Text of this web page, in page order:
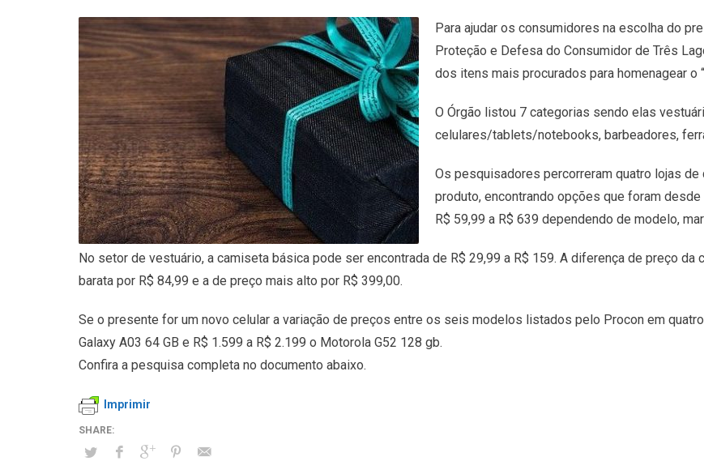
Para ajudar os consumidores na escolha do
Proteção e Defesa do Consumidor de Três
dos itens mais procurados para homenagear o
O Órgão listou 7 categorias sendo elas
celulares/tablets/notebooks, barbeadores,
Os pesquisadores percorreram quatro lojas
produto, encontrando opções que foram
R$ 59,99 a R$ 639 dependendo de modelo,
No setor de vestuário, a camiseta básica pode ser encontrada de R$ 29,99 a R$ 159. A diferença de preço da
barata por R$ 84,99 e a de preço mais alto por R$ 399,00.
Se o presente for um novo celular a variação de preços entre os seis modelos listados pelo Procon em
Galaxy A03 64 GB e R$ 1.599 a R$ 2.199 o Motorola G52 128 gb.
Confira a pesquisa completa no documento abaixo.
Imprimir